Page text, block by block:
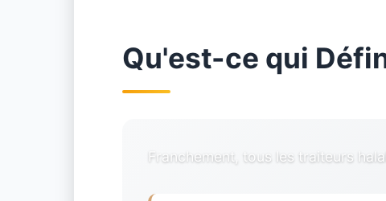
Qu'est-ce qui
Franchement, tous les traiteurs